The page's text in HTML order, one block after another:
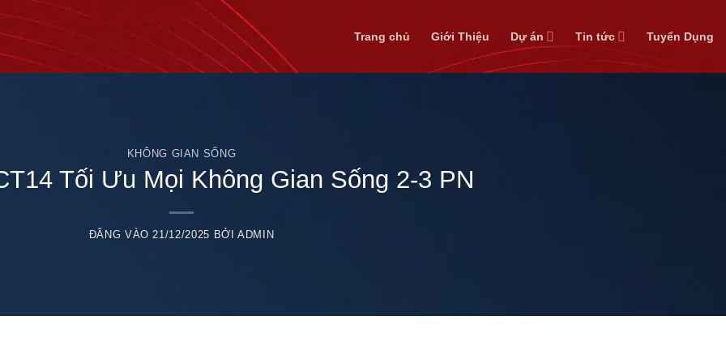
Trang chủ Giới Thiệu Dự án Tin tức Tuyển Dụng
KHÔNG GIAN SỐNG
Tối Ưu Mọi Không Gian Sống 2-3 PN
ĐĂNG VÀO21/12/2025 BỞIADMIN